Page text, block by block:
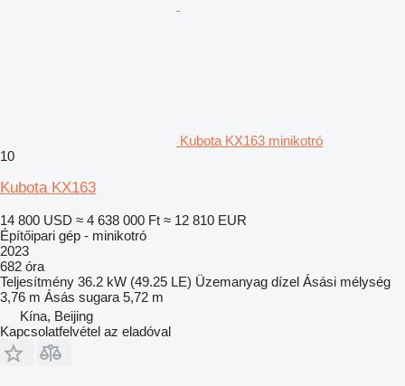
Kubota KX163 minikotró
10
Kubota KX163
14 800 USD ≈ 4 638 000 Ft ≈ 12 810 EUR
Építőipari gép - minikotró
2023
682 óra
Teljesítmény 36.2 kW (49.25 LE) Üzemanyag dízel Ásási mélység
3,76 m Ásás sugara 5,72 m
Kína, Beijing
Kapcsolatfelvétel az eladóval